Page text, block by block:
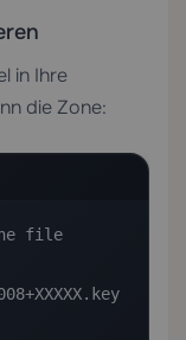
in Ihre
die Zone:
file